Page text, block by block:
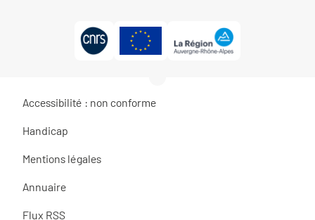
Accessibilité : non conforme
Handicap
Mentions légales
Annuaire
Flux RSS